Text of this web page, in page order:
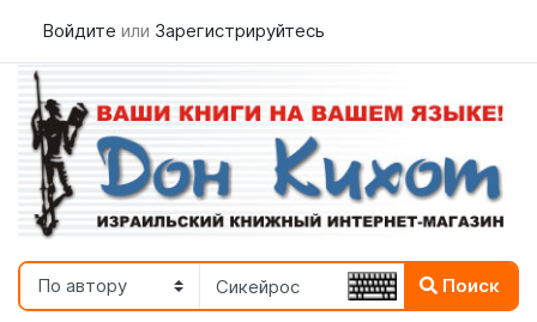
Войдите или Зарегистрируйтесь
Поиск